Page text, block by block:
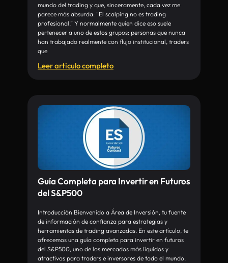
mundo del trading y que, sinceramente, cada vez me
parece más absurda: “El scalping no es trading
profesional.” Y normalmente quien dice eso suele
pertenecer a uno de estos grupos: personas que nunca
han trabajado realmente con flujo institucional, traders
que
Leer articulo completo
Guía Completa para Invertir en Futuros
del S&P500
Introducción Bienvenido a Área de Inversión, tu fuente
de información de confianza para estrategias y
herramientas de trading avanzadas. En este artículo, te
ofrecemos una guía completa para invertir en futuros
del S&P500, uno de los mercados más líquidos y
atractivos para traders e inversores de todo el mundo.